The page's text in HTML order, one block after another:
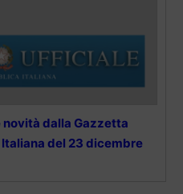
novità dalla Gazzetta
del 23 dicembre